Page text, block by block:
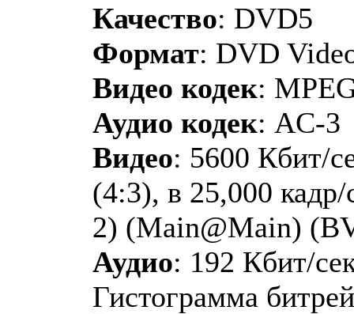
Качество: DVD5
Формат: DVD
Видео кодек:
Аудио кодек: AC-3
Видео: 5600 Кбит/
(4:3), в 25,000
2) (Main@Main)
Аудио: 192 Кбит/
Гистограмма